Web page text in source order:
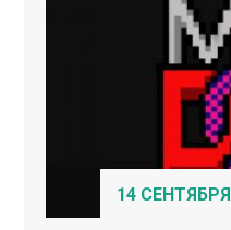
14 СЕНТЯБРЯ